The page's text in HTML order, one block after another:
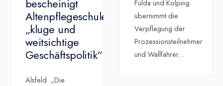
Fulda und Kolping
übernimmt die
Verpflegung der
Prozessionsteilnehmer
und Wallfahrer...
bescheinigt
Altenpflegeschule
„kluge und
weitsichtige
Geschäftspolitik“
Alsfeld. „Die